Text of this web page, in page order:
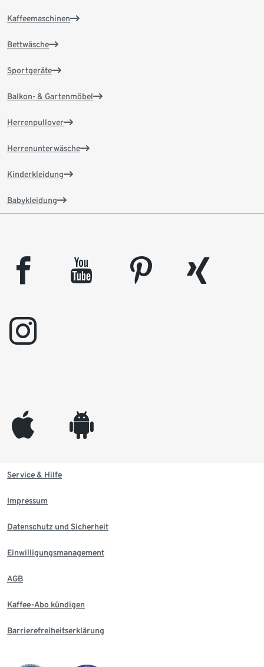
Kaffeemaschinen
Bettwäsche
Sportgeräte
Balkon- & Gartenmöbel
Herrenpullover
Herrenunterwäsche
Kinderkleidung
Babykleidung
facebook youtube pinterest
xing
instagram
appleinc android
Service & Hilfe
Impressum
Datenschutz und Sicherheit
Einwilligungsmanagement
AGB
Kaffee-Abo kündigen
Barrierefreiheitserklärung